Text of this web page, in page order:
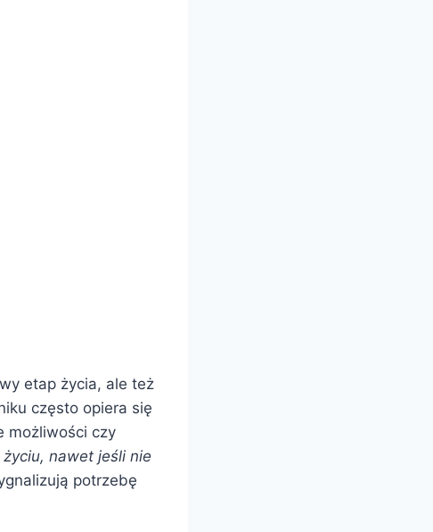
etap życia, ale też
często opiera się
możliwości czy
nawet jeśli nie
potrzebę